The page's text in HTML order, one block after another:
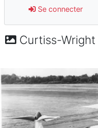
d9pouces: désolé pour les
jours : je teste des
paxwax: Super, la nouvelle
comprendre
d9pouces: ouakamois > si
bien sûr que oui !
je suis un avion@,._,+:
moi et quelques avions n'ont
Se connecter
Curtiss-Wright